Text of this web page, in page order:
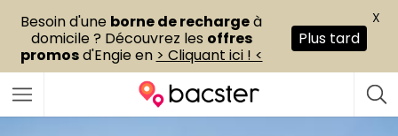
Besoin d'une borne de rechargeà
domicile ? Découvrez les offres
promosd'Engie en > Cliquant ici ! <
Plus tard
X